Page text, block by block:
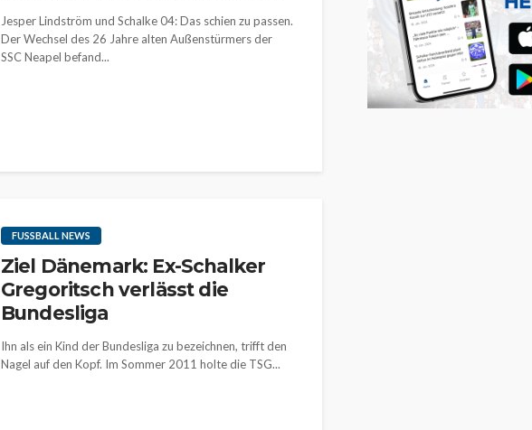
Jesper Lindström und Schalke 04: Das schien zu passen.
Der Wechsel des 26 Jahre alten Außenstürmers der
SSC Neapel befand...
FUSSBALL NEWS
Ziel Dänemark: Ex-Schalker
Gregoritsch verlässt die
Bundesliga
Ihn als ein Kind der Bundesliga zu bezeichnen, trifft den
Nagel auf den Kopf. Im Sommer 2011 holte die TSG...